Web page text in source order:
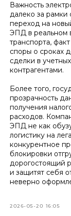
Важность
далеко за
переход на
ЭПД в реальном
транспорта,
споры о сроках
сделки в
контрагентами.
Более того,
прозрачность
получения
расходов.
ЭПД не как
логистику на
конкурентное
блокировки
дорогостоящий
и защитят себя
неверно
2026-05-20 16:05